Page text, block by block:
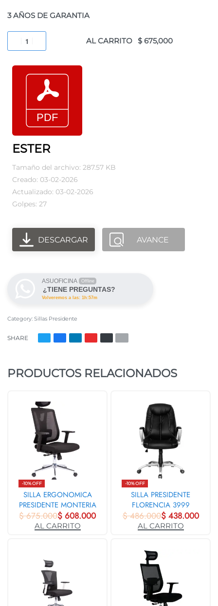
3 AÑOS DE GARANTIA
AL CARRITO
ESTER
Tamaño del archivo: 287.57 KB
Creado: 03-02-2026
Actualizado: 03-02-2026
Golpes: 27
DESCARGAR AVANCE
ASUOFICINA Offline
¿TIENE PREGUNTAS?
Volveremos a las: 1h:57m
Category: Sillas Presidente
SHARE
PRODUCTOS RELACIONADOS
-10% OFF
SILLA ERGONOMICA
PRESIDENTE MONTERIA
31680
$675.000$ 608.000
AL CARRITO
-10% OFF
SILLA PRESIDENTE
FLORENCIA 3999
$486.000$438.000
AL CARRITO